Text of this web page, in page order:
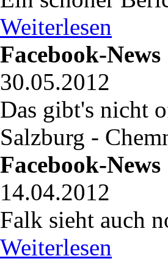
Weiterlesen
Facebook-News
30.05.2012
Das gibt's nicht
Salzburg -
Facebook-News
14.04.2012
Falk sieht auch
Weiterlesen